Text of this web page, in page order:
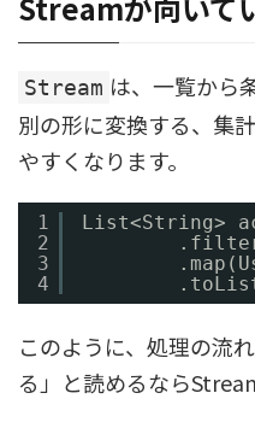
Stream は、一覧から
別の形に変換する、集
やすくなります。
1
2
3
4
List<String>
このように、処理の流
る」と読めるなら